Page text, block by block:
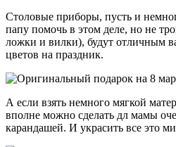
Столовые приборы, пусть и
папу помочь в этом деле, но не
ложки и вилки), будут отличным
цветов на праздник.
А если взять немного мягкой
вполне можно сделать дл мамы
карандашей. И украсить все это